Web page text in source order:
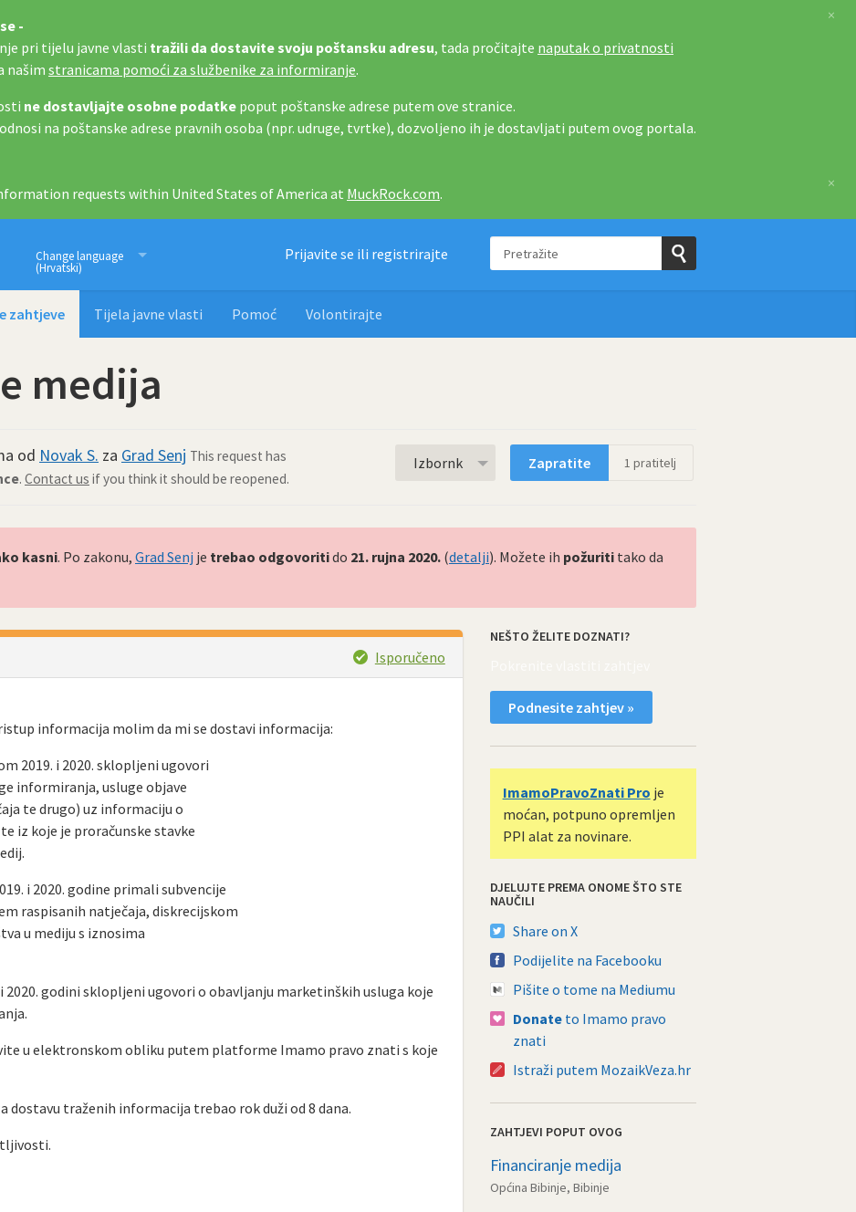
-
pri tijelu javne vlasti tražili da dostavite svoju poštansku adresu, tada pročitajte naputak o privatnosti
našim stranicama pomoći za službenike za informiranje.
ne dostavljajte osobne podatke poput poštanske adrese putem ove stranice.
na poštanske adrese pravnih osoba (npr. udruge, tvrtke), dozvoljeno ih je dostavljati putem ovog portala.
×
requests within United States of America at MuckRock.com.
×
Imamo pravo znati
Change language
(Hrvatski)
Prijavite se ili registrirajte Pretražite
Pošaljite
zahtjeve Tijela javne vlasti Pomoć Volontirajte
medija
od Novak S. za Grad Senj This request has
. Contact us if you think it should be reopened.
Izbornk Zapratite 1 pratitelj
kasni. Po zakonu, Grad Senj je trebao odgovoritido 21. rujna 2020. (detalji). Možete ih požuriti tako da
Isporučeno
informacija molim da mi se dostavi informacija:
2019. i 2020. sklopljeni ugovori
informiranja, usluge objave
te drugo) uz informaciju o
iz koje je proračunske stavke
i 2020. godine primali subvencije
raspisanih natječaja, diskrecijskom
u mediju s iznosima
2020. godini sklopljeni ugovori o obavljanju marketinških usluga koje
u elektronskom obliku putem platforme Imamo pravo znati s koje
dostavu traženih informacija trebao rok duži od 8 dana.
NEŠTO ŽELITE DOZNATI?
Podnesite zahtjev »
ImamoPravoZnati Pro je
moćan, potpuno opremljen
PPI alat za novinare.
DJELUJTE PREMA ONOME ŠTO STE
NAUČILI
Share on X
Podijelite na Facebooku
Pišite o tome na Mediumu
Donate to Imamo pravo
znati
Istraži putem MozaikVeza.hr
ZAHTJEVI POPUT OVOG
Financiranje medija
Općina Bibinje, Bibinje